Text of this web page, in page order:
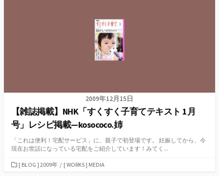
2009年12月15日
【雑誌掲載】NHK「すくすく子育てテキスト 1月
号」レシピ掲載—kosococo.姉
「これは便利！宅配サービス」に、親子で初登場です。 妊娠してから、今
現在お世話になっている宅配をご紹介しています！みてく...
カ[ BLOG ] 2009年 / [ WORKS ] MEDIA